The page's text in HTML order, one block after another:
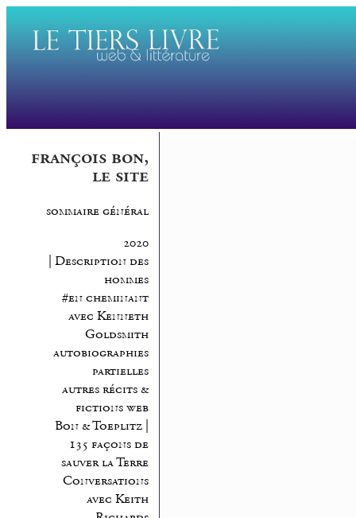
françois bon,
le site
sommaire général
2020
| Description des
hommes
#en cheminant
avec Kenneth
Goldsmith
autobiographies
partielles
autres récits &
fictions web
Bon & Toeplitz |
135 façons de
sauver la Terre
Conversations
avec Keith